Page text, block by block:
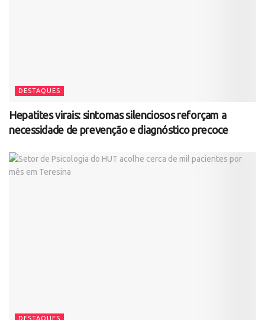
DESTAQUES
Hepatites virais: sintomas silenciosos reforçam a
necessidade de prevenção e diagnóstico precoce
DESTAQUES